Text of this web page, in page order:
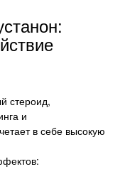
стероид,
и
в себе высокую